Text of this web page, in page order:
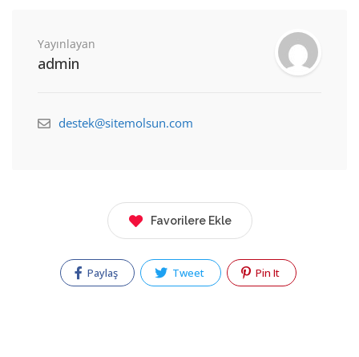
Yayınlayan
admin
destek@sitemolsun.com
Favorilere Ekle
Paylaş Tweet Pin It